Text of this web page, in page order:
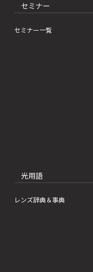
セミナー
セミナー一覧
光用語
レンズ辞典＆事典